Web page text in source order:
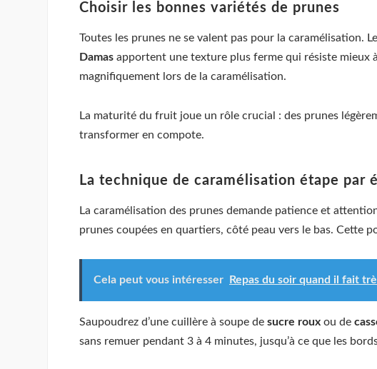
Choisir les bonnes variétés de prunes
Toutes les prunes ne se valent pas pour la caramélisation.
Damas apportent une texture plus ferme qui résiste mieux
magnifiquement lors de la caramélisation.
La maturité du fruit joue un rôle crucial : des prunes
transformer en compote.
La technique de caramélisation étape par
La caramélisation des prunes demande patience et
prunes coupées en quartiers, côté peau vers le bas. Cette
Cela peut vous intéresser Repas du soir quand il fait
Saupoudrez d’une cuillère à soupe de sucre roux ou de
sans remuer pendant 3 à 4 minutes, jusqu’à ce que les